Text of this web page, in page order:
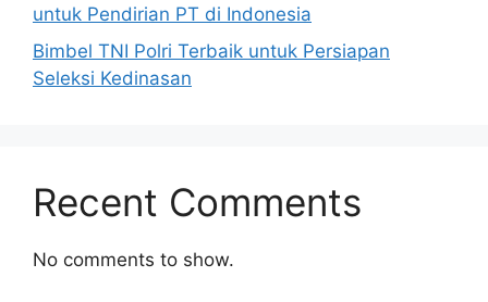
Recent Comments
No comments to show.
© 2026 Berfikir Sehat